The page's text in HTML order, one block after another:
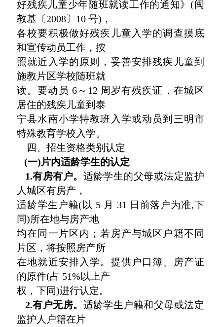
好残疾儿童少年随班就读工作的通知》(闽
教基〔2008〕10 号)，
各校要积极做好残疾儿童入学的调查摸底
和宣传动员工作，按
照就近入学的原则，妥善安排残疾儿童到
施教片区学校随班就
读。要动员 6～12 周岁有残疾证，在城区
居住的残疾儿童到泰
宁县水南小学特教班入学或动员到三明市
特殊教育学校入学。
四、招生资格类别认定
(一)片内适龄学生的认定
1.有房有户。 适龄学生的父母或法定监护
人城区有房产，
适龄学生户籍(以 5 月 31 日前落户为准,下
同)所在地与房产地
均在同一片区内；若房产与城区户籍不同
片区，将按照房产所
在地就近安排入学。提供户口簿、房产证
的原件(占 51%以上产
权，下同)进行认定。
2.有户无房。 适龄学生户籍和父母或法定
监护人户籍在片